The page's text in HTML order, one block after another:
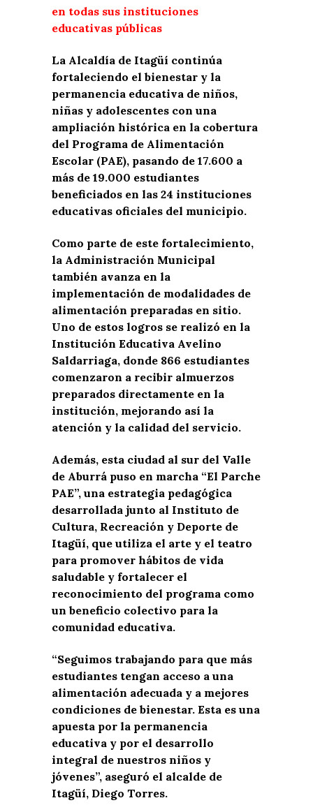
en todas sus instituciones
educativas públicas
La Alcaldía de Itagüí continúa
fortaleciendo el bienestar y la
permanencia educativa de niños,
niñas y adolescentes con una
ampliación histórica en la cobertura
del Programa de Alimentación
Escolar (PAE), pasando de 17.600 a
más de 19.000 estudiantes
beneficiados en las 24 instituciones
educativas oficiales del municipio.
Como parte de este fortalecimiento,
la Administración Municipal
también avanza en la
implementación de modalidades de
alimentación preparadas en sitio.
Uno de estos logros se realizó en la
Institución Educativa Avelino
Saldarriaga, donde 866 estudiantes
comenzaron a recibir almuerzos
preparados directamente en la
institución, mejorando así la
atención y la calidad del servicio.
Además, esta ciudad al sur del Valle
de Aburrá puso en marcha “El Parche
PAE”, una estrategia pedagógica
desarrollada junto al Instituto de
Cultura, Recreación y Deporte de
Itagüí, que utiliza el arte y el teatro
para promover hábitos de vida
saludable y fortalecer el
reconocimiento del programa como
un beneficio colectivo para la
comunidad educativa.
“Seguimos trabajando para que más
estudiantes tengan acceso a una
alimentación adecuada y a mejores
condiciones de bienestar. Esta es una
apuesta por la permanencia
educativa y por el desarrollo
integral de nuestros niños y
jóvenes”, aseguró el alcalde de
Itagüí, Diego Torres.